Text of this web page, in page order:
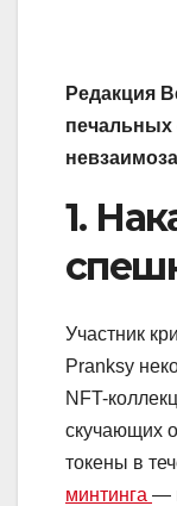
Редакция
печальных
1.
Участник
Pranksy
NFT-
скучающих
токены в
минтинга —